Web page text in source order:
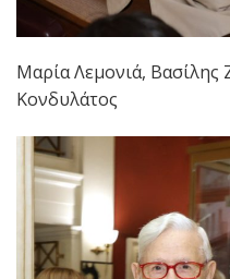
Μαρία Λεμονιά, Βασίλης
Κονδυλάτος